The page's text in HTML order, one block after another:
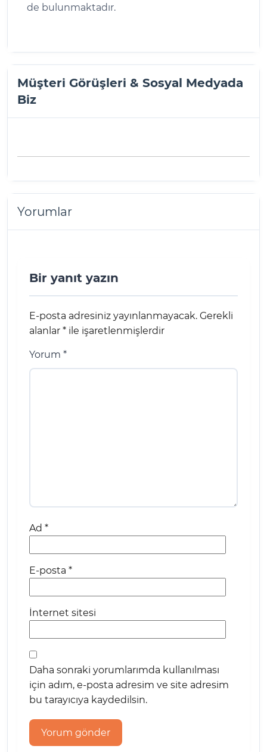
de bulunmaktadır.
Müşteri Görüşleri & Sosyal Medyada
Biz
Yorumlar
Bir yanıt yazın
E-posta adresiniz yayınlanmayacak. Gerekli
alanlar * ile işaretlenmişlerdir
Yorum *
Ad *
E-posta *
İnternet sitesi
Daha sonraki yorumlarımda kullanılması
için adım, e-posta adresim ve site adresim
bu tarayıcıya kaydedilsin.